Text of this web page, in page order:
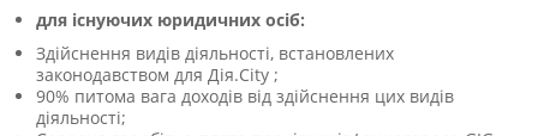
для існуючих юридичних осіб:
Здійснення видів діяльності, встановлених
законодавством для Дія.City ;
90% питома вага доходів від здійснення цих видів
діяльності;